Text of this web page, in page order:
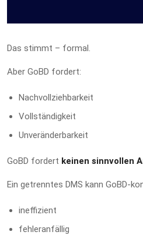
Das stimmt – formal.
Aber GoBD fordert:
Nachvollziehbarkeit
Vollständigkeit
Unveränderbarkeit
GoBD fordert keinen sinnvollen
Ein getrenntes DMS kann GoBD-
ineffizient
fehleranfällig